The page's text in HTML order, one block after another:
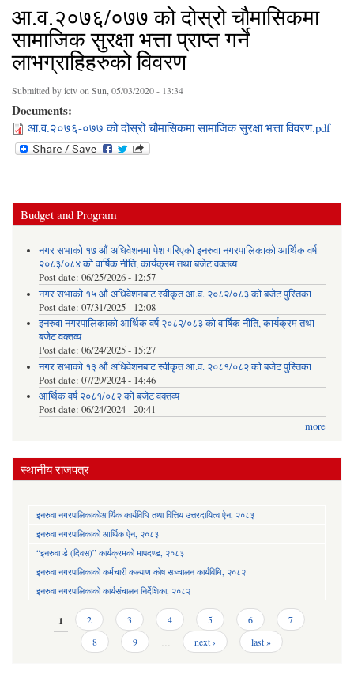
आ.व.२०७६/०७७ को दोस्रो चौमासिकमा
सामाजिक सुरक्षा भत्ता प्राप्त गर्ने
लाभग्राहिहरुको विवरण
Submitted byictvon Sun, 05/03/2020 - 13:34
Documents:
आ.व.२०७६-०७७ को दोस्रो चौमासिकमा सामाजिक सुरक्षा भत्ता विवरण.pdf
Budget and Program
नगर सभाको १७ औं अधिवेशनमा पेश गरिएको इनरुवा नगरपालिकाको आर्थिक वर्ष
२०८३/०८४ को वार्षिक नीति, कार्यक्रम तथा बजेट वक्तव्य
Post date: 06/25/2026 - 12:57
नगर सभाको १५ औं अधिवेशनबाट स्वीकृत आ.व. २०८२/०८३ को बजेट पुस्तिका
Post date: 07/31/2025 - 12:08
इनरुवा नगरपालिकाको आर्थिक वर्ष २०८२/०८३ को वार्षिक नीति, कार्यक्रम तथा
बजेट वक्तव्य
Post date: 06/24/2025 - 15:27
नगर सभाको १३ औं अधिवेशनबाट स्वीकृत आ.व. २०८१/०८२ को बजेट पुस्तिका
Post date: 07/29/2024 - 14:46
आर्थिक वर्ष २०८१/०८२ को बजेट वक्तव्य
Post date: 06/24/2024 - 20:41
more
स्थानीय राजपत्र
इनरुवा नगरपालिकाकोआर्थिक कार्यविधि तथा वित्तिय उत्तरदायित्व ऐन, २०८३
इनरुवा नगरपालिकाको आर्थिक ऐन, २०८३
“इनरुवा डे (दिवस)” कार्यक्रमको मापदण्ड, २०८३
इनरुवा नगरपालिकाको कर्मचारी कल्याण कोष सञ्चालन कार्यविधि, २०८२
इनरुवा नगरपालिकाको कार्यसंचालन निर्देशिका, २०८२
Pages1 2 3 4 5 6
7
8
9 … next › last »